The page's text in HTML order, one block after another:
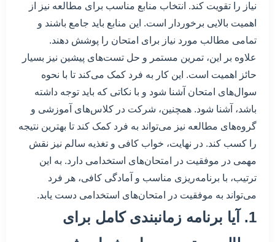
نیاز را تقویت کند. انتخاب منابع مناسب برای مطالعه نیز از
اهمیت بالایی برخوردار است. این منابع باید جامع باشند و
تمامی مطالب مورد نیاز برای امتحان را پوشش دهند.
علاوه بر این، تمرین مستمر و حل تست‌های پیشین نیز بسیار
حائز اهمیت است. این کار به فرد کمک می‌کند تا با نحوه
سوال‌های امتحان آشنا شود و با نکاتی که باید توجه داشته
باشد، آشنا شود. همچنین، شرکت در کلاس‌های آموزشی و
گروه‌های مطالعه نیز می‌تواند به فرد کمک کند تا بهترین نتیجه
را کسب کند. در نهایت، خواب کافی و تغذیه سالم نیز نقش
مهمی در موفقیت در امتحان‌های استخدامی دارد. به این
ترتیب، با برنامه‌ریزی مناسب و آمادگی کافی، هر فرد
می‌تواند به موفقیت در امتحان‌های استخدامی دست یابد.
1. آیا برنامه زمانبندی کامل برای